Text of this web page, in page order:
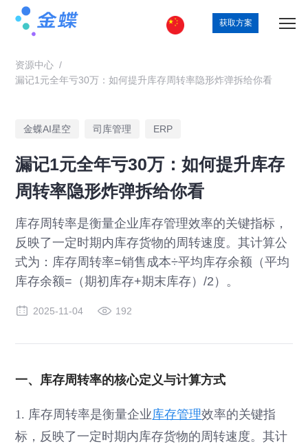
获取方案
资源中心 /
漏记1元全年亏30万：如何提升库存周转率隐形炸弹拆给你看
金蝶AI星空 司库管理 ERP
漏记1元全年亏30万：如何提升库存
周转率隐形炸弹拆给你看
库存周转率是衡量企业库存管理效率的关键指标，
反映了一定时期内库存货物的周转速度。其计算公
式为：库存周转率=销售成本÷平均库存余额（平均
库存余额=（期初库存+期末库存）/2）。
2025-11-04 192
一、库存周转率的核心定义与计算方式
1. 库存周转率是衡量企业库存管理效率的关键指
标，反映了一定时期内库存货物的周转速度。其计